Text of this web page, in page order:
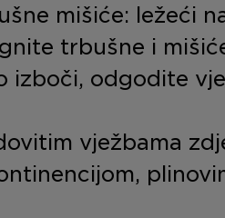
mišiće: ležeći
trbušne i
izboči, odgodite
vježbama